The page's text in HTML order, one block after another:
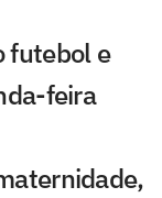
futebol e
feira